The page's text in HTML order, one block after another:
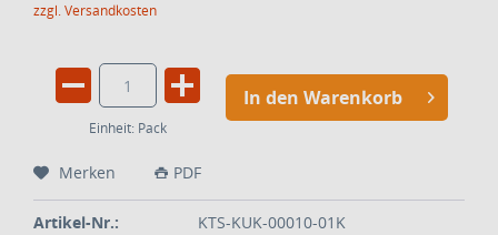
zzgl. Versandkosten
Einheit: Pack
In den Warenkorb
Merken PDF
Artikel-Nr.:
KTS-KUK-00010-01K